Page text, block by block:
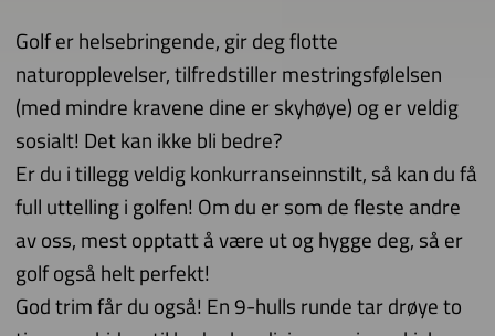
Golf er helsebringende, gir deg flotte
naturopplevelser, tilfredstiller mestringsfølelsen
(med mindre kravene dine er skyhøye) og er veldig
sosialt! Det kan ikke bli bedre?
Er du i tillegg veldig konkurranseinnstilt, så kan du få
full uttelling i golfen! Om du er som de fleste andre
av oss, mest opptatt å være ut og hygge deg, så er
golf også helt perfekt!
God trim får du også! En 9-hulls runde tar drøye to